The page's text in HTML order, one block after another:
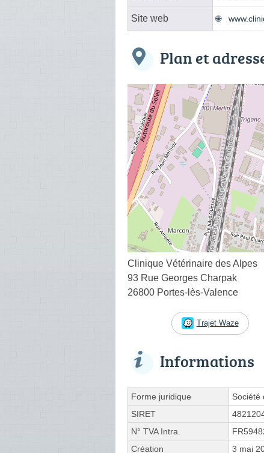
Site web
Plan et
Clinique Vétérinaire des Alpes
93 Rue Georges Charpak
26800 Portes-lès-Valence
Trajet Waze
Informations
Forme juridique
Société
SIRET
N° TVA Intra.
Création
3 mai